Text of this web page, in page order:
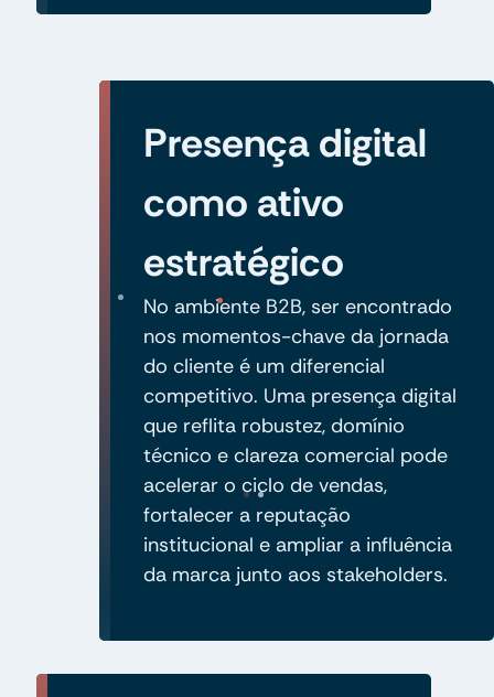
Presença digital
como ativo
estratégico
No ambiente B2B, ser encontrado
nos momentos-chave da jornada
do cliente é um diferencial
competitivo. Uma presença digital
que reflita robustez, domínio
técnico e clareza comercial pode
acelerar o ciclo de vendas,
fortalecer a reputação
institucional e ampliar a influência
da marca junto aos stakeholders.